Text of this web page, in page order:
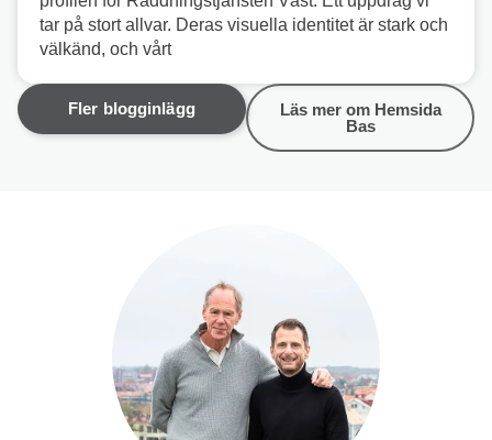
tar på stort allvar. Deras visuella identitet är stark och
välkänd, och vårt
Fler blogginlägg
Läs mer om Hemsida
Bas